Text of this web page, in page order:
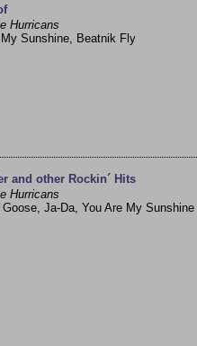
Hurricans
Sunshine, Beatnik Fly
and other Rockin´ Hits
Hurricans
Ja-Da, You Are My Sunshine